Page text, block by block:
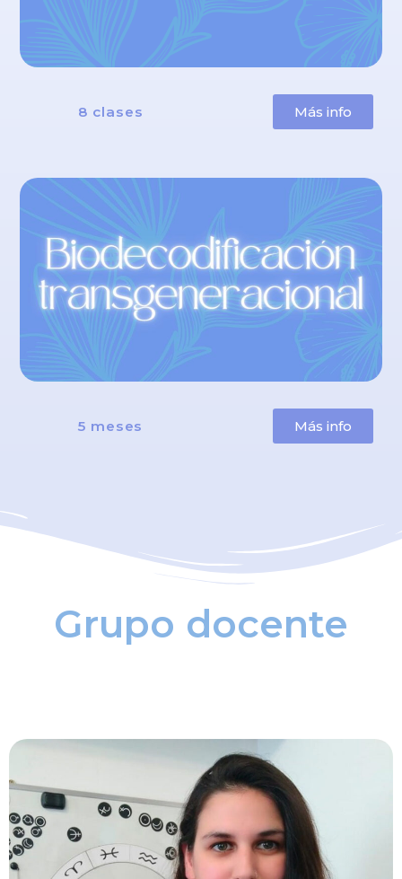
8 clases Más info
5 meses Más info
Grupo docente